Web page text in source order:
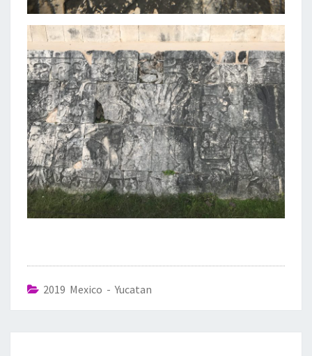
2019 Mexico - Yucatan